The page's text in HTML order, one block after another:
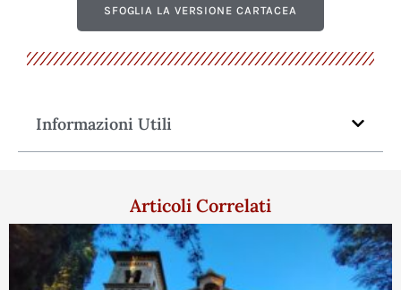
SFOGLIA LA VERSIONE CARTACEA
Informazioni Utili
Articoli Correlati